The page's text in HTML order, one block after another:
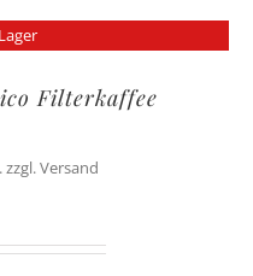
Filterkaffee
zzgl. Versand